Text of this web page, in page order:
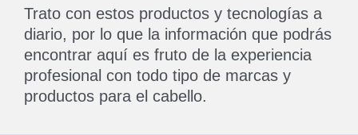
Trato con estos productos y tecnologías a
diario, por lo que la información que podrás
encontrar aquí es fruto de la experiencia
profesional con todo tipo de marcas y
productos para el cabello.